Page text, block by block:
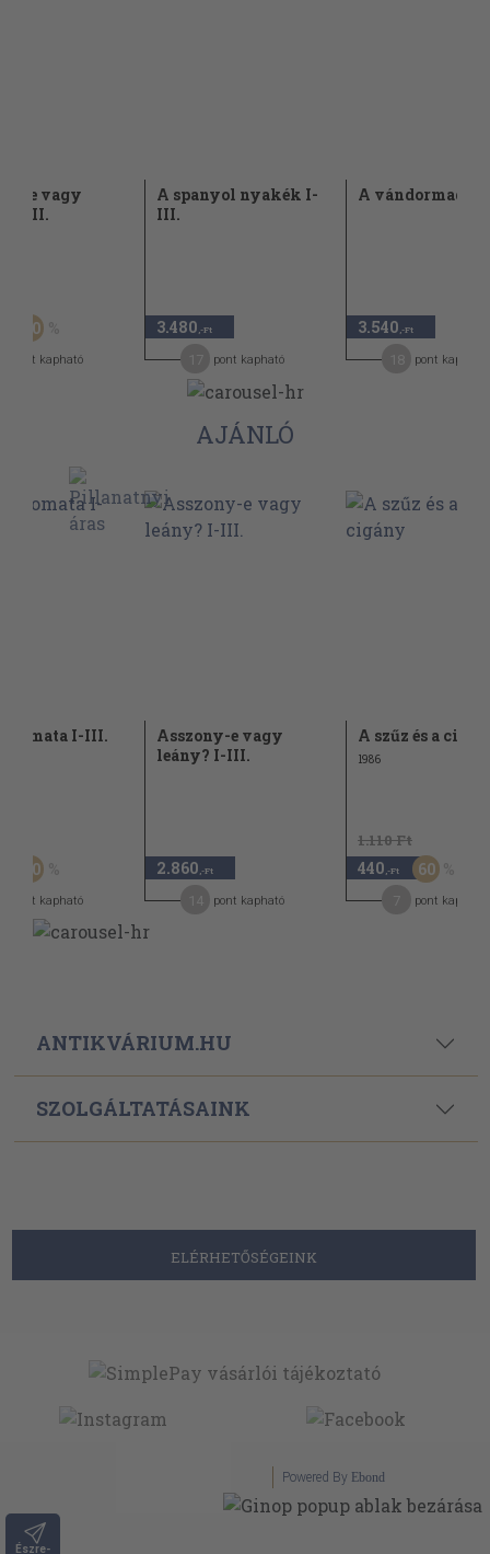
Észre-
e vagy
I-III.
50
pont kapható
A spanyol nyakék I-
III.
3.480 ,-Ft
pont kapható
A vándormadár
3.540 ,-Ft
pont kapható
AJÁNLÓ
I-III.
50
pont kapható
Asszony-e vagy
leány? I-III.
2.860 ,-Ft
pont kapható
A szűz és a
1986
1.110 Ft
440 ,-Ft 60
pont kapható
ANTIKVÁRIUM.HU
SZOLGÁLTATÁSAINK
ELÉRHETŐSÉGEINK
Powered By Ebond